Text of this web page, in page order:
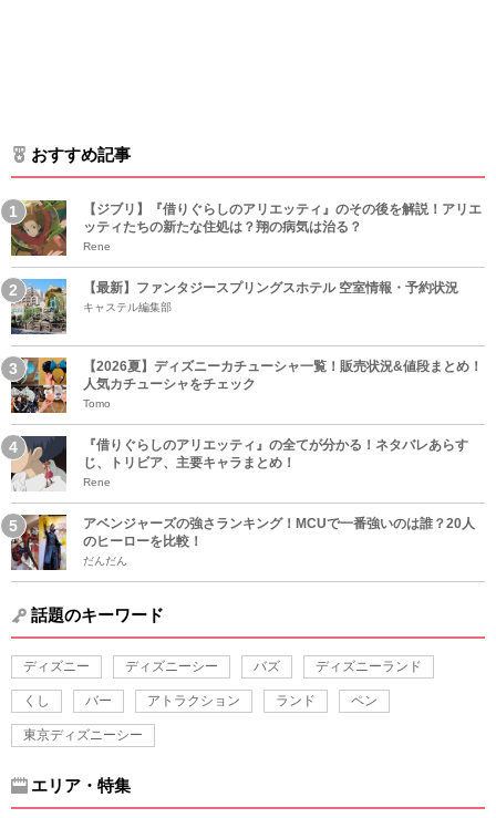
おすすめ記事
【ジブリ】『借りぐらしのアリエッティ』のその後を解説！アリエ
ッティたちの新たな住処は？翔の病気は治る？
Rene
【最新】ファンタジースプリングスホテル 空室情報・予約状況
キャステル編集部
【2026夏】ディズニーカチューシャ一覧！販売状況&値段まとめ！
人気カチューシャをチェック
Tomo
『借りぐらしのアリエッティ』の全てが分かる！ネタバレあらす
じ、トリビア、主要キャラまとめ！
Rene
アベンジャーズの強さランキング！MCUで一番強いのは誰？20人
のヒーローを比較！
だんだん
話題のキーワード
ディズニー ディズニーシー バズ ディズニーランド
くし バー アトラクション ランド ペン
東京ディズニーシー
エリア・特集